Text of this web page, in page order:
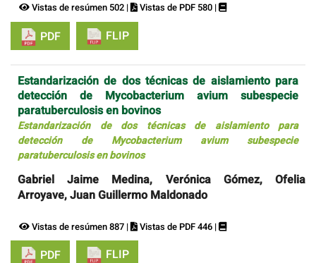
Vistas de resúmen 502 | Vistas de PDF 580 |
PDF FLIP
Estandarización de dos técnicas de aislamiento para
detección de Mycobacterium avium subespecie
paratuberculosis en bovinos
Estandarización de dos técnicas de aislamiento para
detección de Mycobacterium avium subespecie
paratuberculosis en bovinos
Gabriel Jaime Medina, Verónica Gómez, Ofelia
Arroyave, Juan Guillermo Maldonado
Vistas de resúmen 887 | Vistas de PDF 446 |
PDF FLIP